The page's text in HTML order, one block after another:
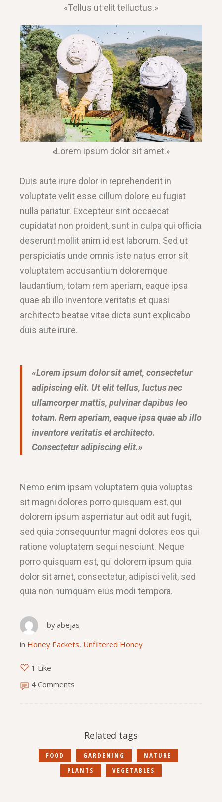
«Tellus ut elit telluctus.»
«Lorem ipsum dolor sit amet.»
Duis aute irure dolor in reprehenderit in
voluptate velit esse cillum dolore eu fugiat
nulla pariatur. Excepteur sint occaecat
cupidatat non proident, sunt in culpa qui officia
deserunt mollit anim id est laborum. Sed ut
perspiciatis unde omnis iste natus error sit
voluptatem accusantium doloremque
laudantium, totam rem aperiam, eaque ipsa
quae ab illo inventore veritatis et quasi
architecto beatae vitae dicta sunt explicabo
duis aute irure.
«Lorem ipsum dolor sit amet, consectetur
adipiscing elit. Ut elit tellus, luctus nec
ullamcorper mattis, pulvinar dapibus leo
totam. Rem aperiam, eaque ipsa quae ab illo
inventore veritatis et architecto.
Consectetur adipiscing elit.»
Nemo enim ipsam voluptatem quia voluptas
sit magni dolores porro quisquam est, qui
dolorem ipsum aspernatur aut odit aut fugit,
sed quia consequuntur magni dolores eos qui
ratione voluptatem sequi nesciunt. Neque
porro quisquam est, qui dolorem ipsum quia
dolor sit amet, consectetur, adipisci velit, sed
quia non numquam eius modi tempora.
by abejas
in Honey Packets, Unfiltered Honey
1 Like
4 Comments
Related tags
FOOD GARDENING
NATURE
PLANTS
VEGETABLES